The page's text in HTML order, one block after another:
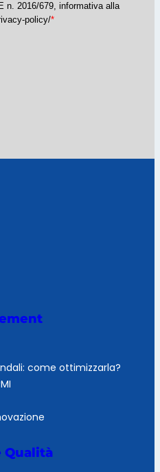
n. 2016/679, informativa alla
policy/*
come ottimizzarla?
Qualità